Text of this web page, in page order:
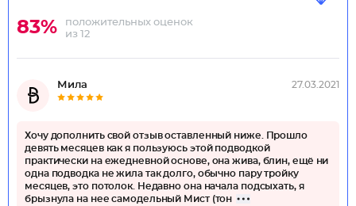
83%
положительных оценок
из 12
Мила 27.03.2021
Хочу дополнить свой отзыв оставленный ниже. Прошло
девять месяцев как я пользуюсь этой подводкой
практически на ежедневной основе, она жива, блин, ещё ни
одна подводка не жила так долго, обычно пару тройку
месяцев, это потолок. Недавно она начала подсыхать, я
брызнула на нее самодельный Мист (тон